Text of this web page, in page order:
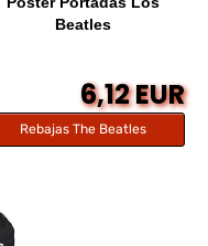
Beatles
6,12 EUR
Rebajas The Beatles